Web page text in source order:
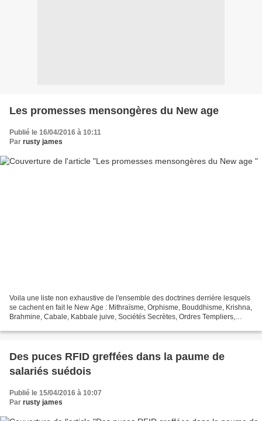
Les promesses mensongères du New age
Publié le 16/04/2016 à 10:11
Par rusty james
Voila une liste non exhaustive de l'ensemble des doctrines derrière lesquels
se cachent en fait le New Age : Mithraïsme, Orphisme, Bouddhisme, Krishna,
Brahmine, Cabale, Kabbale juive, Sociétés Secrètes, Ordres Templiers,
Des puces RFID greffées dans la paume de
salariés suédois
Publié le 15/04/2016 à 10:07
Par rusty james